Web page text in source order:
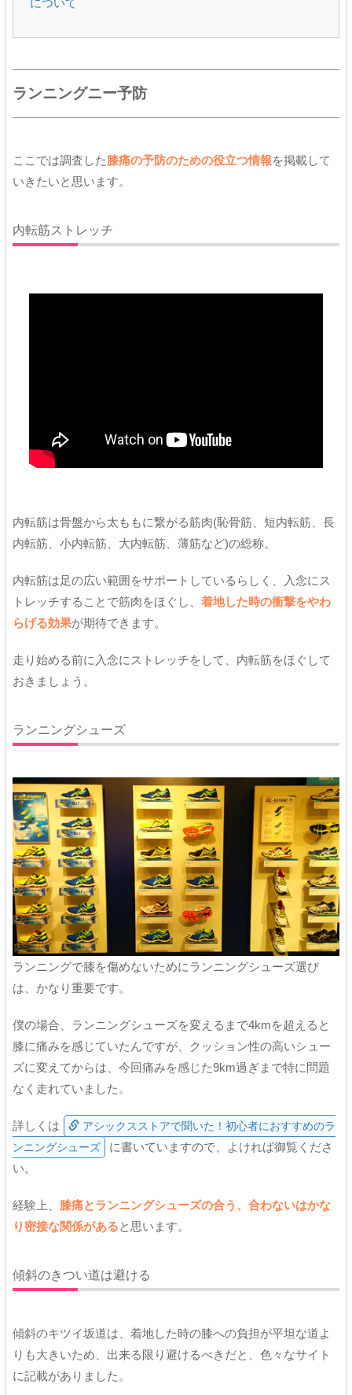
について
ランニングニー予防
ここでは調査した膝痛の予防のための役立つ情報を掲載して
いきたいと思います。
内転筋ストレッチ
内転筋は骨盤から太ももに繋がる筋肉(恥骨筋、短内転筋、長
内転筋、小内転筋、大内転筋、薄筋など)の総称。
内転筋は足の広い範囲をサポートしているらしく、入念にス
トレッチすることで筋肉をほぐし、 着地した時の衝撃をやわ
らげる効果が期待できます。
走り始める前に入念にストレッチをして、内転筋をほぐして
おきましょう。
ランニングシューズ
ランニングで膝を傷めないためにランニングシューズ選び
は、かなり重要です。
僕の場合、ランニングシューズを変えるまで4kmを超えると
膝に痛みを感じていたんですが、クッション性の高いシュー
ズに変えてからは、今回痛みを感じた9km過ぎまで特に問題
なく走れていました。
詳しくは
アシックスストアで聞いた！初心者におすすめのラ
ンニングシューズ
に書いていますので、よければ御覧くださ
い。
経験上、 膝痛とランニングシューズの合う、合わないはかな
り密接な関係があると思います。
傾斜のきつい道は避ける
傾斜のキツイ坂道は、着地した時の膝への負担が平坦な道よ
りも大きいため、出来る限り避けるべきだと、色々なサイト
に記載がありました。